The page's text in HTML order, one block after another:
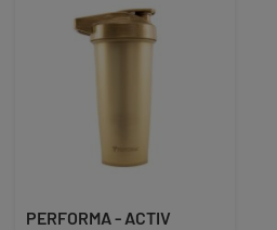
PERFORMA - ACTIV